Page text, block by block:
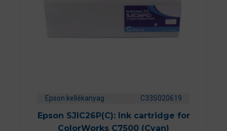
Epson kellékanyag C33S020619
Epson SJIC26P(C): Ink cartridge for
ColorWorks C7500 (Cyan)